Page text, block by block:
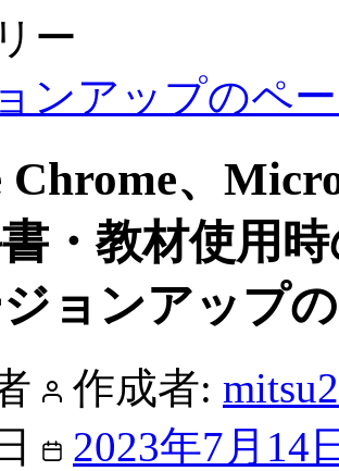
ー
ンアップのペ
Chrome、
・教材使用
ョンアップ
作成者:
2023年7月14